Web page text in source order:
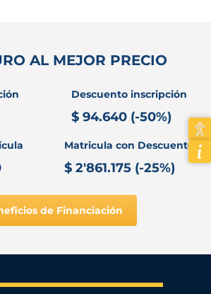
AL MEJOR PRECIO
Descuento inscripción
$ 94.640 (-50%)
Matricula con Descuento
$ 2'861.175 (-25%)
de Financiación